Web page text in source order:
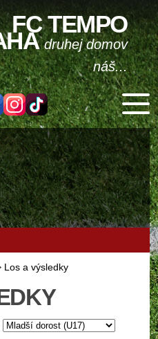
FC TEMPO
druhej domov
náš...
Los a výsledky